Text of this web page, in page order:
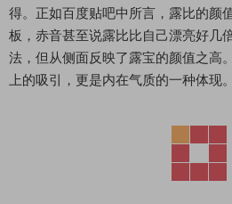
得。正如百度贴吧中所言，露比的颜
板，赤音甚至说露比比自己漂亮好几
法，但从侧面反映了露宝的颜值之高
上的吸引，更是内在气质的一种体现。